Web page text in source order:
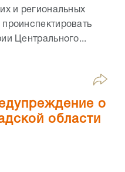
и региональных
Центрального...
о
области